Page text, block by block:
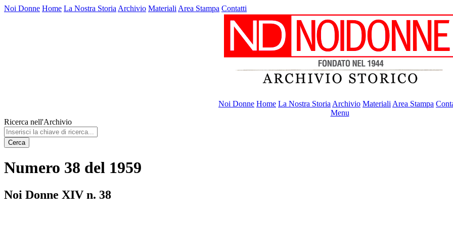
Noi Donne Home La Nostra Storia Archivio Materiali Area Stampa Contatti
Noi Donne Home La Nostra Storia Archivio Materiali Area Stampa
Menu
Ricerca nell'Archivio
Cerca
Numero 38 del 1959
Noi Donne XIV n. 38